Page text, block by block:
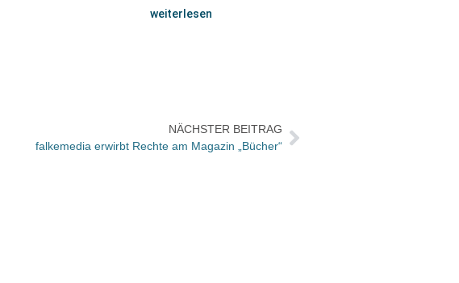
weiterlesen
NÄCHSTER BEITRAG
falkemedia erwirbt Rechte am Magazin „Bücher“